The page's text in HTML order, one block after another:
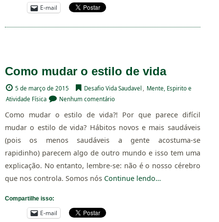
E-mail
Como mudar o estilo de vida
5 de março de 2015 Desafio Vida Saudavel , Mente, Espirito e
Atividade Física
Nenhum comentário
Como mudar o estilo de vida?! Por que parece difícil
mudar o estilo de vida? Hábitos novos e mais saudáveis
(pois os menos saudáveis a gente acostuma-se
rapidinho) parecem algo de outro mundo e isso tem uma
explicação. No entanto, lembre-se: não é o nosso cérebro
que nos controla. Somos nós Continue lendo…
Compartilhe isso:
E-mail